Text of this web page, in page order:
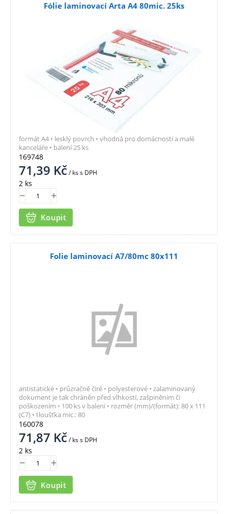
Fólie laminovací Arta A4 80mic. 25ks
169748
71,39 Kč/ kss DPH
2 ks
Koupit
formát A4 • lesklý povrch • vhodná pro domácnosti a malé
kanceláře • balení 25 ks
Folie laminovací A7/80mc 80x111
160078
71,87 Kč/ kss DPH
2 ks
Koupit
antistatické • průzračně čiré • polyesterové • zalaminovaný
dokument je tak chráněn před vlhkostí, zašpiněním či
poškozením • 100 ks v balení • rozměr (mm)/(formát): 80 x 111
(C7) • tloušťka mic.: 80